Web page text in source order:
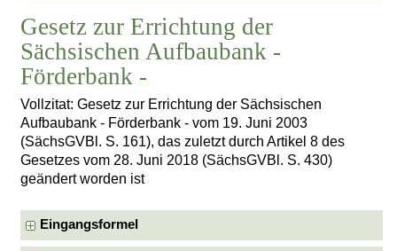
Gesetz zur Errichtung der
Sächsischen Aufbaubank -
Förderbank -
Vollzitat: Gesetz zur Errichtung der Sächsischen
Aufbaubank - Förderbank - vom 19. Juni 2003
(SächsGVBl. S. 161), das zuletzt durch Artikel 8 des
Gesetzes vom 28. Juni 2018 (SächsGVBl. S. 430)
geändert worden ist
Eingangsformel